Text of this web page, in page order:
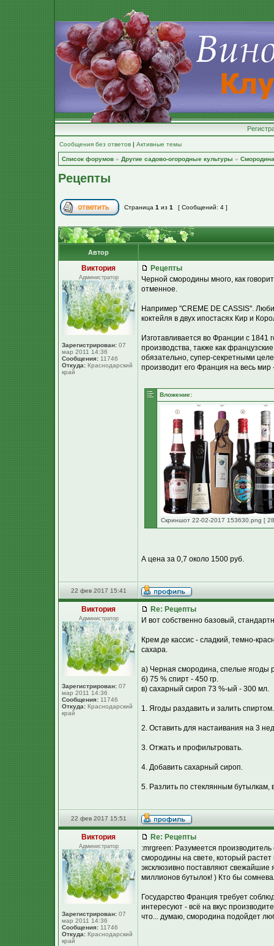
Сообщения без ответов | Активные темы
Список форумов » Другие садово-огородные культуры »
Рецепты
Страница 1 из 1 [ Сообщений: 4 ]
Автор
Виктория
Администратор
Зарегистрирован: 07
мар 2011 14:36
Сообщения: 11746
Откуда: Краснодарский
край
Рецепты
Черной смородины много, как
отменное.
Например "CREME DE CASSIS".
коктейля в двух ипостасях Кир и
Изготавливается во Франции с
производства, также как
обязательно, супер-секретными
производит его Франция на весь
Вложение:
Скриншот 22-02-2017 153630.png [
А цена за 0,7 около 1500 руб.
22 фев 2017 15:41
Виктория
Администратор
Зарегистрирован: 07
мар 2011 14:36
Сообщения: 11746
Откуда: Краснодарский
край
Re: Рецепты
И вот собственно базовый,
Крем де кассис - сладкий, темно-
сахара.
а) Черная смородина, спелые ягоды
б) 75 % спирт - 450 гр.
в) сахарный сироп 73 %-ый - 300 мл.
1. Ягоды раздавить и залить спиртом.
2. Оставить для настаивания на 3
3. Отжать и профильтровать.
4. Добавить сахарный сироп.
5. Разлить по стеклянным бутылкам,
22 фев 2017 15:51
Виктория
Администратор
Зарегистрирован: 07
мар 2011 14:36
Сообщения: 11746
Откуда: Краснодарский
край
Re: Рецепты
:mrgreen: Разумеется
смородины на свете, который
эксклюзивно поставляют свежайшие
миллионов бутылок! ) Кто бы
Государство Франция требует
интересуют - всё на вкус
что... думаю, смородина подойдет